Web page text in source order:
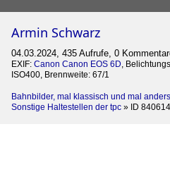
Armin Schwarz
04.03.2024, 435 Aufrufe, 0
EXIF: Canon Canon EOS 6D,
ISO400, Brennweite: 67/1
Bahnbilder, mal klassisch und mal
Sonstige Haltestellen der tpc » ID 840614